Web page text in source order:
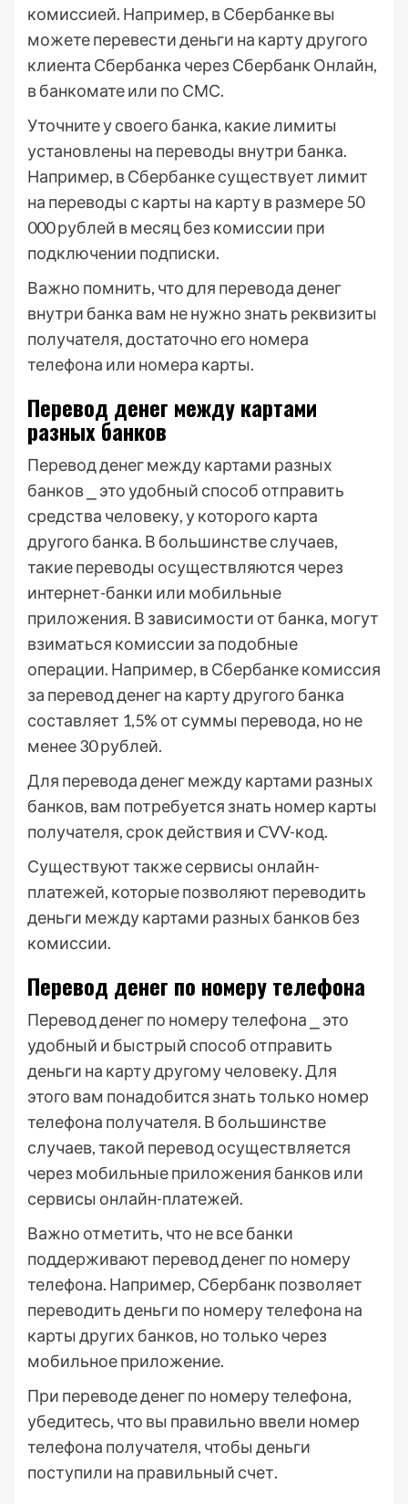
комиссией. Например, в Сбербанке вы
можете перевести деньги на карту другого
клиента Сбербанка через Сбербанк Онлайн,
в банкомате или по СМС.
Уточните у своего банка, какие лимиты
установлены на переводы внутри банка.
Например, в Сбербанке существует лимит
на переводы с карты на карту в размере 50
000 рублей в месяц без комиссии при
подключении подписки.
Важно помнить, что для перевода денег
внутри банка вам не нужно знать реквизиты
получателя, достаточно его номера
телефона или номера карты.
Перевод денег между картами
разных банков
Перевод денег между картами разных
банков ⎯ это удобный способ отправить
средства человеку, у которого карта
другого банка. В большинстве случаев,
такие переводы осуществляются через
интернет-банки или мобильные
приложения. В зависимости от банка, могут
взиматься комиссии за подобные
операции. Например, в Сбербанке комиссия
за перевод денег на карту другого банка
составляет 1,5% от суммы перевода, но не
менее 30 рублей.
Для перевода денег между картами разных
банков, вам потребуется знать номер карты
получателя, срок действия и CVV-код.
Существуют также сервисы онлайн-
платежей, которые позволяют переводить
деньги между картами разных банков без
комиссии.
Перевод денег по номеру телефона
Перевод денег по номеру телефона ⎯ это
удобный и быстрый способ отправить
деньги на карту другому человеку. Для
этого вам понадобится знать только номер
телефона получателя. В большинстве
случаев, такой перевод осуществляется
через мобильные приложения банков или
сервисы онлайн-платежей.
Важно отметить, что не все банки
поддерживают перевод денег по номеру
телефона. Например, Сбербанк позволяет
переводить деньги по номеру телефона на
карты других банков, но только через
мобильное приложение.
При переводе денег по номеру телефона,
убедитесь, что вы правильно ввели номер
телефона получателя, чтобы деньги
поступили на правильный счет.